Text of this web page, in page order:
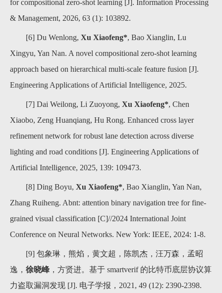
for compositional zero-shot learning [J]. Information Processing
& Management, 2026, 63 (1): 103892.
[6] Du Wenlong, Xu Xiaofeng*, Bao Xianglin, Lu
Xingyu, Yan Nan. A novel compositional zero-shot learning
approach based on hierarchical multi-scale feature fusion [J].
Engineering Applications of Artificial Intelligence, 2025.
[7] Dai Weilong, Li Zuoyong, Xu Xiaofeng*, Chen
Xiaobo, Zeng Huanqiang, Hu Rong. Enhanced cross layer
refinement network for robust lane detection across diverse
lighting and road conditions [J]. Engineering Applications of
Artificial Intelligence, 2025, 139: 109473.
[8] Ding Boyu, Xu Xiaofeng*, Bao Xianglin, Yan Nan,
Zhang Ruiheng. Abnt: attention binary navigation tree for fine-
grained visual classification [C]//2024 International Joint
Conference on Neural Networks. New York: IEEE, 2024: 1-8.
[9] 包象琳，熊焰，黄文超，陈凯杰，汪万森，孟昭
逸， 徐晓峰 ，方贤进。基于 smartverif 的比特币底层协议算
力盗取漏洞发现 [J]. 电子学报，2021, 49 (12): 2390-2398.